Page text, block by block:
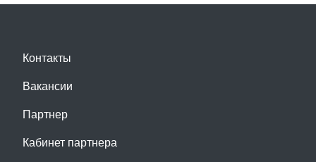
Контакты
Вакансии
Партнер
Кабинет партнера